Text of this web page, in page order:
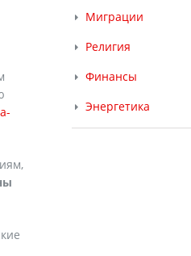
Миграции
Религия
Финансы
Энергетика